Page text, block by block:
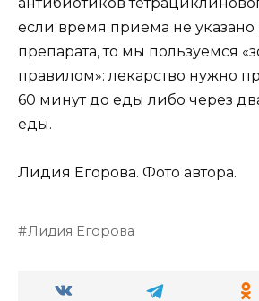
если время приема не
препарата, то мы пользуемся
правилом»: лекарство нужно
60 минут до еды либо через
еды.
Лидия Егорова. Фото автора.
Лидия Егорова